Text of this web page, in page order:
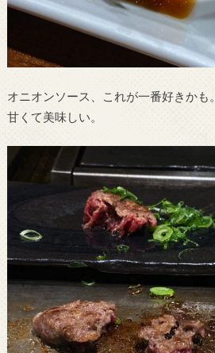
オニオンソース、これが一番好きかも。
甘くて美味しい。